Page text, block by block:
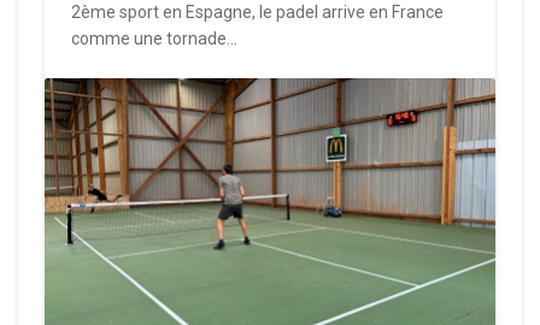
2ème sport en Espagne, le padel arrive en France
comme une tornade...